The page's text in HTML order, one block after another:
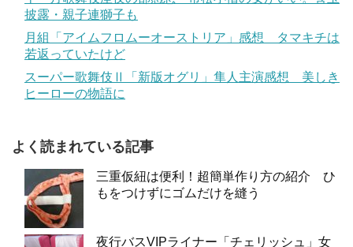
披露・親子連獅子も
月組「アイムフロムーオーストリア」感想 タマキチは
若返っていたけど
スーパー歌舞伎Ⅱ「新版オグリ」隼人主演感想 美しき
ヒーローの物語に
よく読まれている記事
三重仮紐は便利！超簡単作り方の紹介 ひ
もをつけずにゴムだけを縫う
夜行バスVIPライナー「チェリッシュ」女